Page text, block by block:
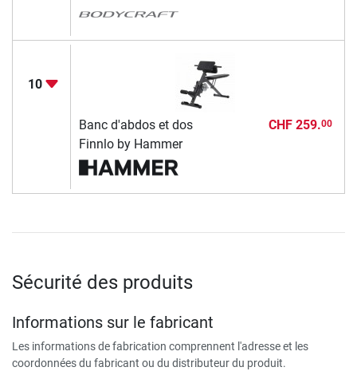
10
Banc d'abdos et dos
Finnlo by Hammer
CHF 259.00
Sécurité des produits
Informations sur le fabricant
Les informations de fabrication comprennent l'adresse et les
coordonnées du fabricant ou du distributeur du produit.